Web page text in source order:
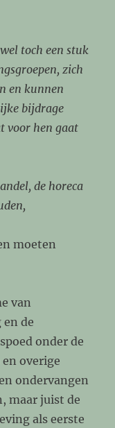
toch een stuk
zich
en kunnen
bijdrage
voor hen gaat
de horeca
moeten
van
de
onder de
overige
ondervangen
maar juist de
als eerste